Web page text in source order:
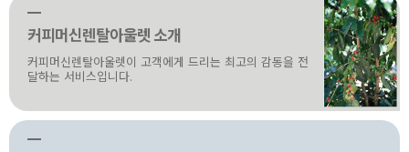
커피머신렌탈아울렛 소개
커피머신렌탈아울렛이 고객에게 드리는 최고의 감동을 전
달하는 서비스입니다.